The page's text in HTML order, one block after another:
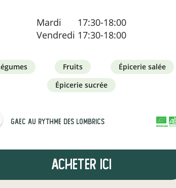
Mardi
17:30-18:00
Vendredi 17:30-18:00
légumes fruits
épicerie salée
épicerie sucrée
GAEC Au Rythme des lombrics
Acheter ici